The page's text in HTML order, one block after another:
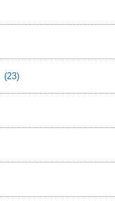
(23)